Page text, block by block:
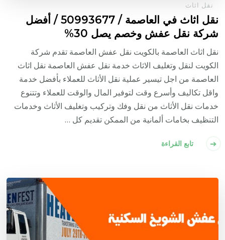
نقل اثاث
نقل اثاث في العاصمة / 50993677 / أفضل
شركة نقل عفش وخصم يصل 30%
نقل اثاث العاصمة بالكويت نقل عفش العاصمة تقدم شركة
الكويت لنقل وتغليف الاثاث خدمة نقل عفش العاصمة نقل اثاث
العاصمة من اجل تيسير عملية نقل الأثاث للعملاء بأفضل خدمة
واقل تكاليف وأسرع وقت لتوفير المال والوقت للعملاء وتتنوع
خدمات نقل الأثاث من نقل وفك وتركيب وتغليف الأثاث وخدمات
التنظيف بخامات ألمانية من الممكن تقديم كل …
تابع القراءة